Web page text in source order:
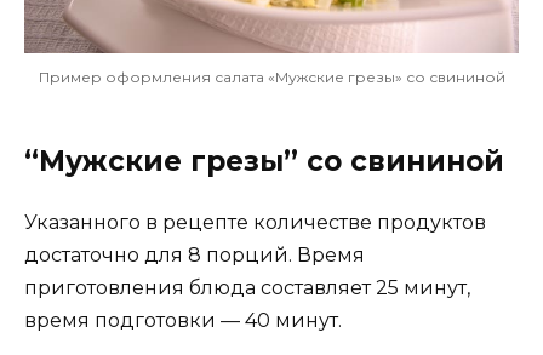
Пример оформления салата «Мужские грезы» со свининой
“Мужские грезы” со свининой
Указанного в рецепте количестве продуктов
достаточно для 8 порций. Время
приготовления блюда составляет 25 минут,
время подготовки — 40 минут.